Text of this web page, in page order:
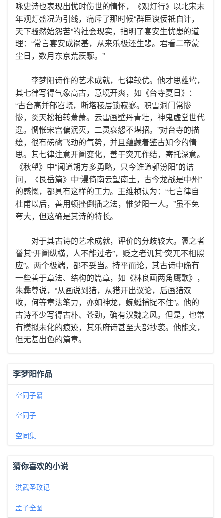
咏史诗也表现出忧时伤世的情怀，《观灯行》以北宋末
年观灯盛况为引线，痛斥了那时候“群臣谀佞祗自计，
天下骚然始怨苦”的社会现实，指明了宴安生忧患的道
理：“常言宴安成祸基，从来乐极还生悲。君看二帝蒙
尘日，数月东京荒蒺藜。”
李梦阳诗作的艺术成就，七律较优。他才思雄鸷，
其七律写得气象高古，意境开爽，如《台寺夏日》：
“古台高并郁岧峣，断塔稜层锁寂寥。积雪洞门常惨
惨，炎天松柏转萧萧。云雷画壁丹青壮，神鬼虚堂世代
遥。惆怅宋宫偏泯灭，二灵哀怨不堪招。”对台寺的描
绘，很有磅礴飞动的气势，并且蕴藏着鉴古知今的情
思。其七律注意开阖变化，善于突兀作结，寄托深意。
《秋望》中“闻道朔方多勇略，只今谁道郭汾阳”的诘
问，《艮岳篇》中“漫倚南云望南土，古今龙战是中州”
的感慨，都具有这样的工力。王维桢认为：“七言律自
杜甫以后，善用顿挫倒插之法，惟梦阳一人。”虽不免
夸大，但这确是其诗的特长。
对于其古诗的艺术成就，评价的分歧较大。褒之者
誉其“开阖纵横，人不能过者”，贬之者讥其“突兀不相照
应”。两个极端，都不妥当。持平而论，其古诗中确有
一些善于章法、结构的篇章，如《林良画两角鹰歌》，
朱彝尊说，“从画说到猎，从猎开出议论，后画猎双
收，何等章法笔力，亦如神龙，蜿蜒捕捉不住”。他的
古诗不少写得古朴、苍劲，确有汉魏之风。但是，也常
有模拟未化的痕迹，其乐府诗甚至大部抄袭。他能文，
但无甚出色的篇章。
李梦阳作品
空同子纂
空同子
空同集
猜你喜欢的小说
洪武圣政记
孟子全图